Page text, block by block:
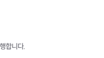
합니다.